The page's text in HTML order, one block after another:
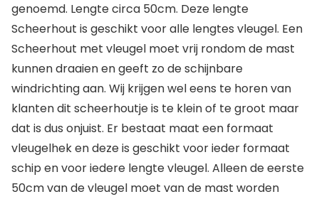
genoemd. Lengte circa 50cm. Deze lengte
Scheerhout is geschikt voor alle lengtes vleugel. Een
Scheerhout met vleugel moet vrij rondom de mast
kunnen draaien en geeft zo de schijnbare
windrichting aan. Wij krijgen wel eens te horen van
klanten dit scheerhoutje is te klein of te groot maar
dat is dus onjuist. Er bestaat maat een formaat
vleugelhek en deze is geschikt voor ieder formaat
schip en voor iedere lengte vleugel. Alleen de eerste
50cm van de vleugel moet van de mast worden